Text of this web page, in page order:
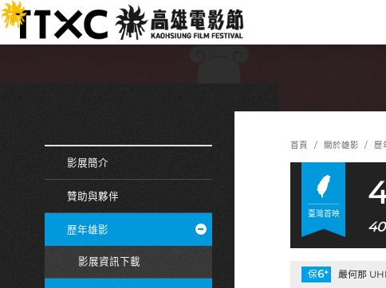
跳
到
主
:::
影展簡介
贊助與夥伴
歷年雄影
影展資訊下載
首頁 關於雄影 歷
臺灣首映
保6+ 嚴何那